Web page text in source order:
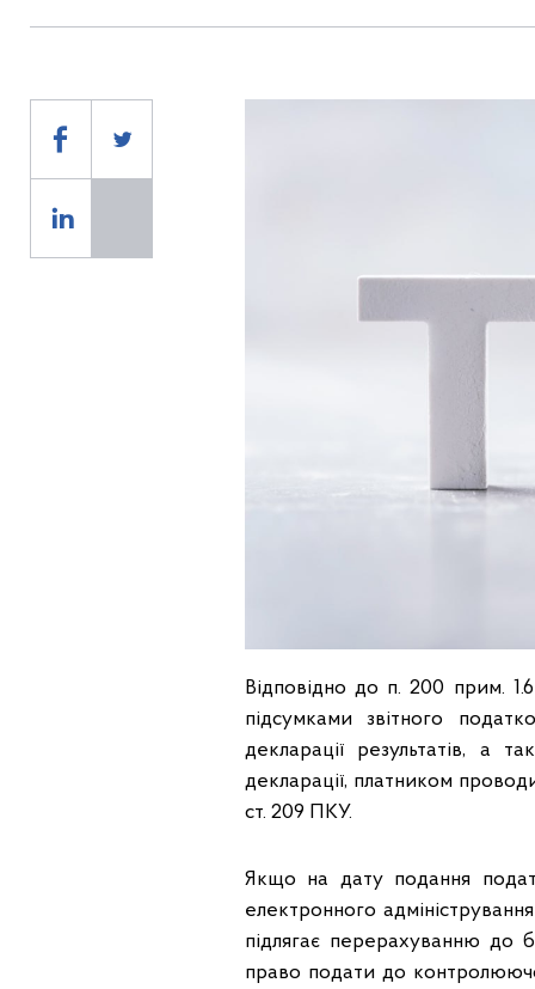
Відповідно до п. 200 прим.
підсумками звітного
декларації результатів, а
декларації, платником
ст. 209 ПКУ.
Якщо на дату подання
електронного
підлягає перерахуванню до
право подати до